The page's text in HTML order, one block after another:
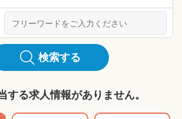
検索する
する求人情報がありません。